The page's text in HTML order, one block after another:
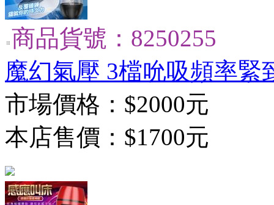
商品貨號：8250255
魔幻氣壓 3檔吮吸頻率緊
市場價格： $2000元
本店售價： $1700元